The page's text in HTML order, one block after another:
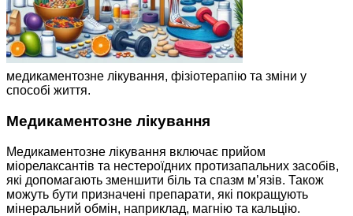
медикаментозне лікування, фізіотерапію та зміни у
способі життя.
Медикаментозне лікування
Медикаментозне лікування включає прийом
міорелаксантів та нестероїдних протизапальних засобів,
які допомагають зменшити біль та спазм м’язів. Також
можуть бути призначені препарати, які покращують
мінеральний обмін, наприклад, магнію та кальцію.